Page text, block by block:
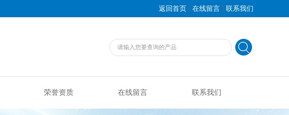
返回首页 | 在线留言 | 联系我们
荣誉资质 在线留言 联系我们